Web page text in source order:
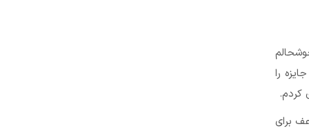
را
کردم.
برای